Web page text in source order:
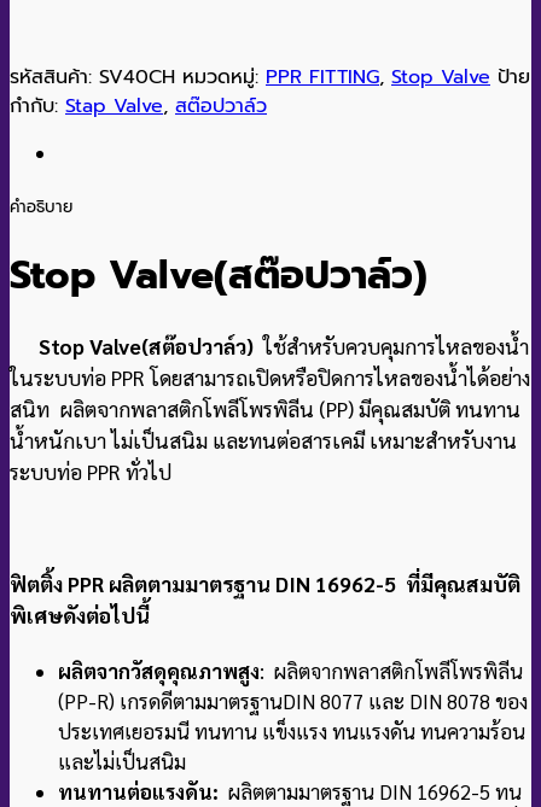
รหัสสินค้า: SV40CH หมวดหมู่: PPR FITTING, Stop Valve ป้าย
กำกับ: Stap Valve, สต๊อปวาล์ว
คำอธิบาย
Stop Valve(สต๊อปวาล์ว)
Stop Valve(สต๊อปวาล์ว)ใช้สำหรับควบคุมการไหลของน้ำ
ในระบบท่อ PPR โดยสามารถเปิดหรือปิดการไหลของน้ำได้อย่าง
สนิท ผลิตจากพลาสติกโพลีโพรพิลีน (PP) มีคุณสมบัติ ทนทาน
น้ำหนักเบา ไม่เป็นสนิม และทนต่อสารเคมี เหมาะสำหรับงาน
ระบบท่อ PPR ทั่วไป
ฟิตติ้ง PPR ผลิตตามมาตรฐาน DIN 16962-5 ที่มีคุณสมบัติ
พิเศษดังต่อไปนี้
ผลิตจากวัสดุคุณภาพสูง: ผลิตจากพลาสติกโพลีโพรพิลีน
(PP-R) เกรดดีตามมาตรฐานDIN 8077 และ DIN 8078 ของ
ประเทศเยอรมนี ทนทาน แข็งแรง ทนแรงดัน ทนความร้อน
และไม่เป็นสนิม
ทนทานต่อแรงดัน: ผลิตตามมาตรฐาน DIN 16962-5 ทน